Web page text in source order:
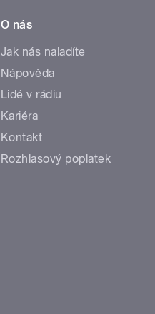
O nás
Jak nás naladíte
Nápověda
Lidé v rádiu
Kariéra
Kontakt
Rozhlasový poplatek